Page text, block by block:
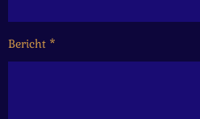
6
Bericht *